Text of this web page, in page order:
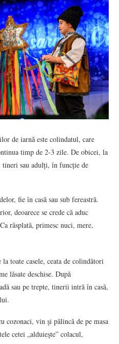
de iarnă este colindatul, care
timp de 2-3 zile. De obicei, la
sau adulți, în funcție de
fie în casă sau sub fereastră.
deoarece se crede că aduc
răsplată, primesc nuci, mere,
toate casele, ceata de colindători
lăsate deschise. După
sau pe trepte, tinerii intră în casă,
cozonaci, vin şi pălincă de pe masa
cetei „alduieşte” colacul,